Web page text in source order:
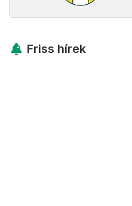
Friss hírek